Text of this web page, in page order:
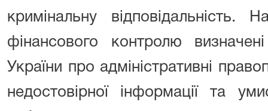
кримінальну відповідальність.
фінансового контролю
України про адміністративні
недостовірної інформації та